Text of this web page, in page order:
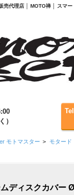
売代理店 │ MOTO禅 │ スマー
）
モトマスター > モタード
ディスクカバー